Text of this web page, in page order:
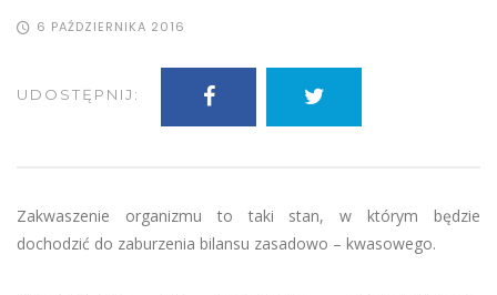
6 PAŹDZIERNIKA 2016
UDOSTĘPNIJ:
Zakwaszenie organizmu to taki stan, w którym będzie
dochodzić do zaburzenia bilansu zasadowo – kwasowego.